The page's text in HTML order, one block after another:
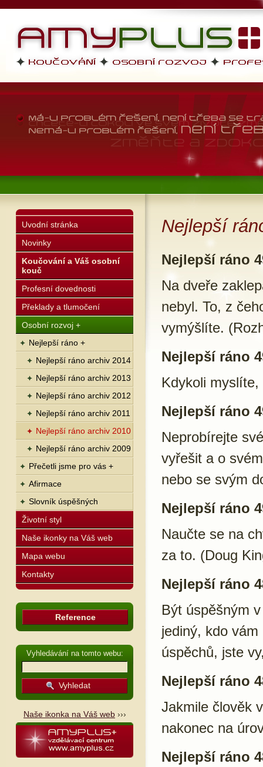
AMYPLUS
profesní dovednosti, osobní
životní styl
Uvodní stránka
Novinky
Koučování a Váš osobní
kouč
Profesní dovednosti
Překlady a tlumočení
Osobní rozvoj +
Nejlepší ráno +
Nejlepší ráno archiv 2014
Nejlepší ráno archiv 2013
Nejlepší ráno archiv 2012
Nejlepší ráno archiv 2011
Nejlepší ráno archiv 2010
Nejlepší ráno archiv 2009
Přečetli jsme pro vás +
Afirmace
Slovník úspěšných
Životní styl
Naše ikonky na Váš web
Mapa webu
Kontakty
Reference
Vyhledávání na tomto webu:
Naše ikonka na Váš web ›››
Nejlepší
Nejlepší ráno
Na dveře
nebyl. To, z
vymýšlíte.
Nejlepší ráno
Kdykoli
Nejlepší ráno
Neprobírejte
vyřešit a o
nebo se svým
Nejlepší ráno
Naučte se na
za to. (Doug
Nejlepší ráno
Být úspěšným
jediný, kdo
úspěchů, jste
Nejlepší ráno
Jakmile člověk
nakonec na
Nejlepší ráno